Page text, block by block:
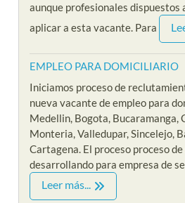
aunque profesionales dispuestos
aplicar a esta vacante. Para
EMPLEO PARA DOMICILIARIO
Iniciamos proceso de
nueva vacante de empleo para
Medellin, Bogota, Bucaramanga,
Monteria, Valledupar, Sincelejo,
Cartagena. El proceso proceso
desarrollando para empresa de
Leer más...